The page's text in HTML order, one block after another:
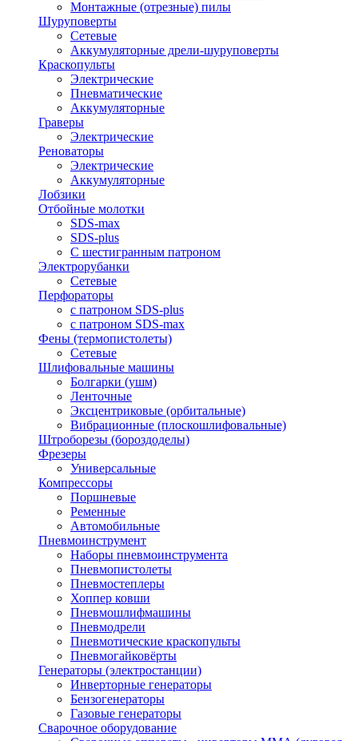
Монтажные (отрезные) пилы
Шуруповерты
Сетевые
Аккумуляторные дрели-шуруповерты
Краскопульты
Электрические
Пневматические
Аккумуляторные
Граверы
Электрические
Реноваторы
Электрические
Аккумуляторные
Лобзики
Отбойные молотки
SDS-max
SDS-plus
С шестигранным патроном
Электрорубанки
Сетевые
Перфораторы
с патроном SDS-plus
с патроном SDS-max
Фены (термопистолеты)
Сетевые
Шлифовальные машины
Болгарки (ушм)
Ленточные
Эксцентриковые (орбитальные)
Вибрационные (плоскошлифовальные)
Штроборезы (бороздоделы)
Фрезеры
Универсальные
Компрессоры
Поршневые
Ременные
Автомобильные
Пневмоинструмент
Наборы пневмоинструмента
Пневмопистолеты
Пневмостеплеры
Хоппер ковши
Пневмошлифмашины
Пневмодрели
Пневмотические краскопульты
Пневмогайковёрты
Генераторы (электростанции)
Инверторные генераторы
Бензогенераторы
Газовые генераторы
Сварочное оборудование